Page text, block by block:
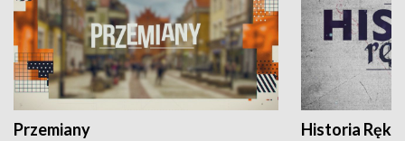
Przemiany Historia Ręką